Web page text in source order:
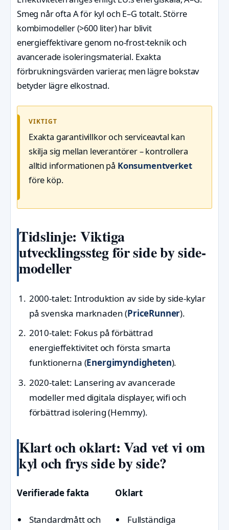
Smeg når ofta A för kyl och E–G totalt. Större
kombimodeller (>600 liter) har blivit
energieffektivare genom no-frost-teknik och
avancerade isoleringsmaterial. Exakta
förbrukningsvärden varierar, men lägre bokstav
betyder lägre elkostnad.
VIKTIGT
Exakta garantivillkor och serviceavtal kan
skilja sig mellan leverantörer – kontrollera
alltid informationen på Konsumentverket
före köp.
Tidslinje: Viktiga
utvecklingssteg för side by side-
modeller
2000-talet: Introduktion av side by side-kylar
på svenska marknaden (PriceRunner).
2010-talet: Fokus på förbättrad
energieffektivitet och första smarta
funktionerna (Energimyndigheten).
2020-talet: Lansering av avancerade
modeller med digitala displayer, wifi och
förbättrad isolering (Hemmy).
Klart och oklart: Vad vet vi om
kyl och frys side by side?
Verifierade fakta
Standardmått och
Oklart
Fullständiga